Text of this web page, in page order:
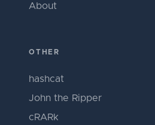
About
OTHER
hashcat
John the Ripper
cRARk